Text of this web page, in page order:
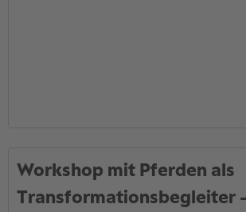
Workshop mit Pferden als
Transformationsbegleiter